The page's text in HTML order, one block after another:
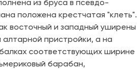
из бруса в псевдо-
положена крестчатая "клеть".
восточный и западный уширены
пристройки, а на
соответствующих ширине
барабан,